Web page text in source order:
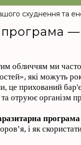
схуднення та
програма
обличчям ми
які можуть
це прихований
отруює організм
програма
і як